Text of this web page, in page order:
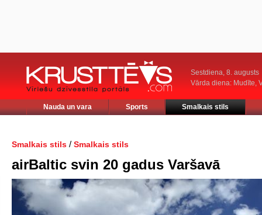
Sestdiena, 8. augusts
Vārda diena: Mudīte,
Nauda un vara Sports Smalkais stils
Smalkais stils / Smalkais stils
airBaltic svin 20 gadus Varšavā